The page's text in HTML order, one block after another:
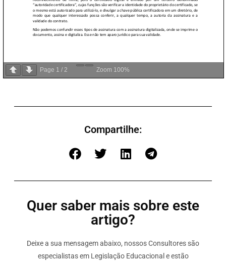
Page 1 / 2 Zoom 100%
Compartilhe:
Quer saber mais sobre este
artigo?
Deixe a sua mensagem abaixo, nossos Consultores são
especialistas em Legislação Educacional e estão